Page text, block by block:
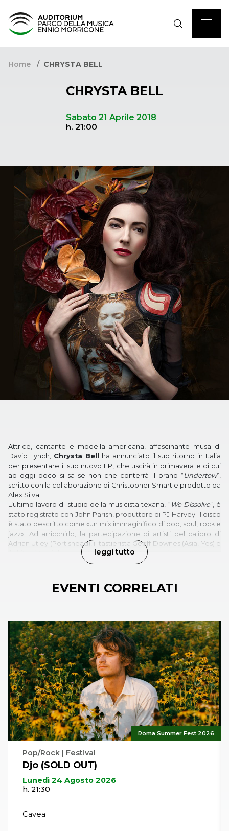
Home CHRYSTA BELL
CHRYSTA BELL
Sabato 21 Aprile 2018
h. 21:00
Attrice, cantante e modella americana, affascinante musa di
David Lynch, Chrysta Bell
ha annunciato il suo ritorno in Italia
per presentare il suo nuovo EP, che uscirà in primavera e di cui
ad oggi poco si sa se non che conterrà il brano “ Undertow”,
scritto con la collaborazione di Christopher Smart e prodotto da
Alex Silva.
L’ultimo lavoro di studio della musicista texana, “ We Dissolve”, è
stato registrato con John Parish, produttore di PJ Harvey. Il disco
è stato descritto come «un mix immaginifico di pop, soul, rock e
jazz». Ad arricchirlo, la partecipazione di artisti del calibro di
Adrian Utley (Portishead), il tastierista Geoff Downes (Asia, Yes) e
il chitarrista di drone metal Stephen O’Malley dei Sunn O))).
leggi tutto
EVENTI CORRELATI
Roma Summer Fest 2026
Pop/Rock | Festival
Djo (SOLD OUT)
Lunedì 24 Agosto 2026
h. 21:30
Cavea